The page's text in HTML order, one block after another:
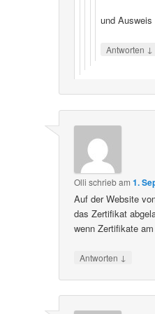
und Ausweis
Antworten ↓
Olli schriebam1.
Auf der Website
das Zertifikat
wenn Zertifikate
Antworten ↓